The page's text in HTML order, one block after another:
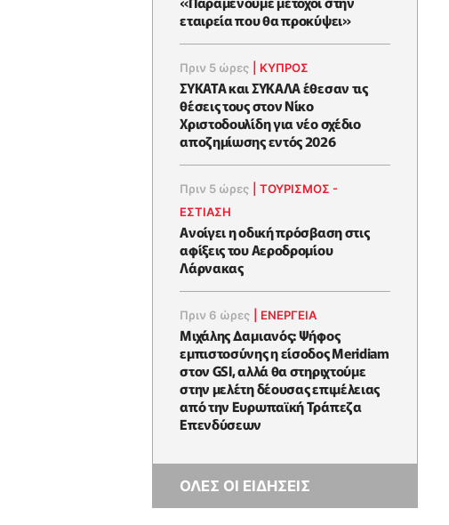
εταιρεία που θα προκύψει»
Πριν 5 ώρες ΚΥΠΡΟΣ
ΣΥΚΑΤΑ και ΣΥΚΑΛΑ έθεσαν τις
θέσεις τους στον Νίκο
Χριστοδουλίδη για νέο σχέδιο
αποζημίωσης εντός 2026
Πριν 5 ώρες |ΤΟΥΡΙΣΜΟΣ -
ΕΣΤΙΑΣΗ
Ανοίγει η οδική πρόσβαση στις
αφίξεις του Αεροδρομίου
Λάρνακας
Πριν 6 ώρες ΕΝΈΡΓΕΙΑ
Μιχάλης Δαμιανός: Ψήφος
εμπιστοσύνης η είσοδος Meridiam
στον GSI, αλλά θα στηριχτούμε
στην μελέτη δέουσας επιμέλειας
από την Ευρωπαϊκή Τράπεζα
Επενδύσεων
ΟΛΕΣ ΟΙ ΕΙΔΗΣΕΙΣ